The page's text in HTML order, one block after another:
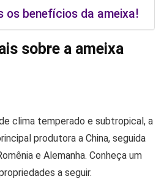
os benefícios da ameixa!
sobre a ameixa
clima temperado e subtropical, a
produtora a China, seguida
e Alemanha. Conheça um
a seguir.